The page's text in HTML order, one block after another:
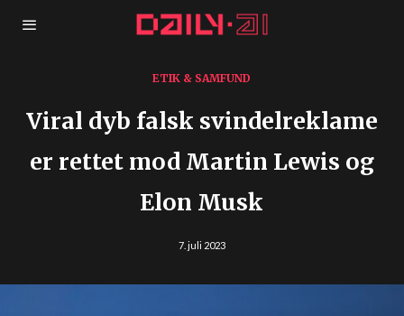
ETIK & SAMFUND
Viral dyb falsk svindelreklame
er rettet mod Martin Lewis og
Elon Musk
7. juli 2023